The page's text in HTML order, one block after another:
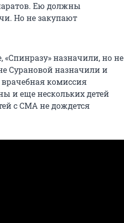
Ею должны
Но не закупают
назначили, но не
Сурановой назначили и
комиссия
и еще нескольких детей
с СМА не дождется